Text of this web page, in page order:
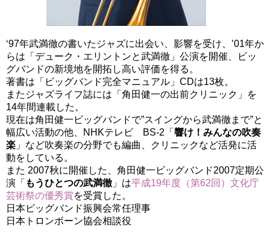
‘97年武満徹の書いたジャズに出会い、影響を受け、’01年か
らは「デューク・エリントンと武満徹」公演を開催、ビッ
グバンドの新境地を開拓し高い評価を得る。
著書は「ビッグバンド完全マニュアル」CDは13枚。
またジャズライフ誌には「角田健一の出前クリニック」を
14年間連載した。
現在は角田健一ビッグバンドで”スイングから武満徹まで”と
幅広い活動の他、NHKテレビ BS-2「響け！みんなの吹奏
楽 」など吹奏楽の分野でも編曲、クリニックなど活発に活
動をしている。
また 2007秋に開催した、角田健一ビッグバンド2007定期公
演「 もうひとつの武満徹 」は平成19年度（第62回）文化庁
芸術祭の優秀賞を受賞した。
日本ビッグバンド振興会常任理事
日本トロンボーン協会相談役